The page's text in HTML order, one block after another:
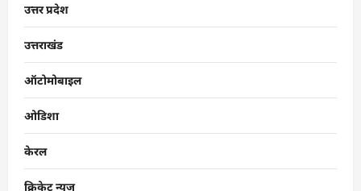
उत्तर प्रदेश
उत्तराखंड
ऑटोमोबाइल
ओडिशा
केरल
क्रिकेट न्यूज